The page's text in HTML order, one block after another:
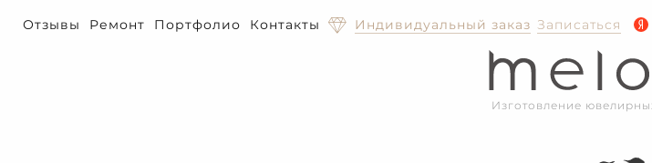
Отзывы Ремонт Портфолио Контакты Индивидуальный заказ Записаться
Изготовление